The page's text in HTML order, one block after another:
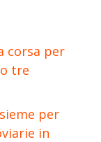
corsa per
tre
per
in